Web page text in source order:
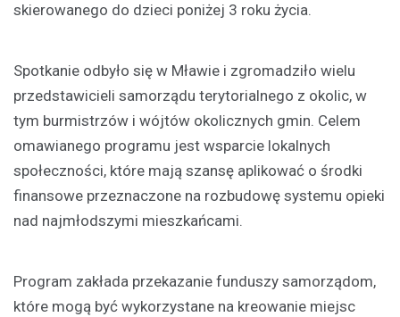
skierowanego do dzieci poniżej 3 roku życia.
Spotkanie odbyło się w Mławie i zgromadziło wielu
przedstawicieli samorządu terytorialnego z okolic, w
tym burmistrzów i wójtów okolicznych gmin. Celem
omawianego programu jest wsparcie lokalnych
społeczności, które mają szansę aplikować o środki
finansowe przeznaczone na rozbudowę systemu opieki
nad najmłodszymi mieszkańcami.
Program zakłada przekazanie funduszy samorządom,
które mogą być wykorzystane na kreowanie miejsc